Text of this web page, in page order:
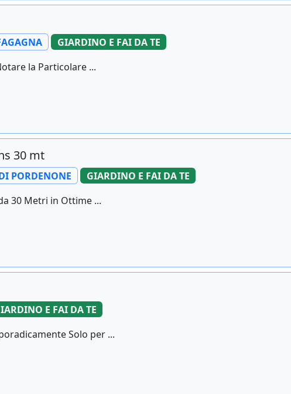
GIARDINO E FAI DA TE
la Particolare ...
30 mt
PORDENONE
GIARDINO E FAI DA TE
30 Metri in Ottime ...
E FAI DA TE
Solo per ...